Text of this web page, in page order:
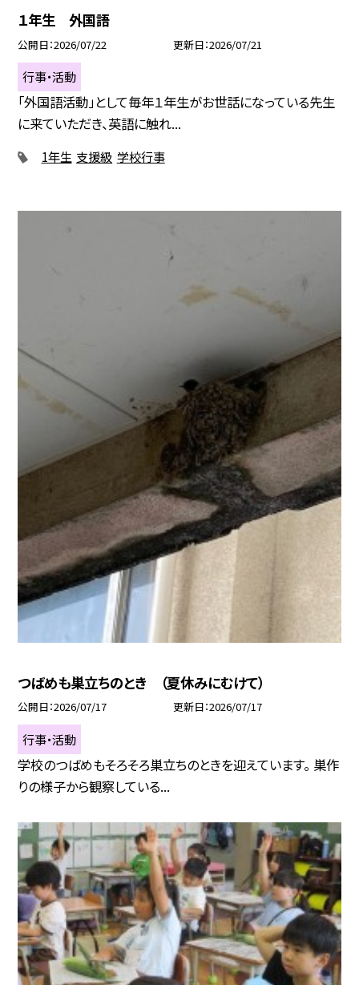
１年生 外国語
公開日 2026/07/22 更新日 2026/07/21
行事・活動
「外国語活動」として毎年１年生がお世話になっている先生
に来ていただき、英語に触れ...
1年生 支援級 学校行事
つばめも巣立ちのとき （夏休みにむけて）
公開日 2026/07/17 更新日 2026/07/17
行事・活動
学校のつばめもそろそろ巣立ちのときを迎えています。 巣作
りの様子から観察している...